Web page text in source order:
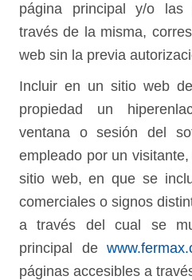
página principal y/o las
través de la misma,
web sin la previa
Incluir en un sitio web
propiedad un
ventana o sesión del
empleado por un
sitio web, en que se
comerciales o signos
a través del cual se
principal de
páginas accesibles a